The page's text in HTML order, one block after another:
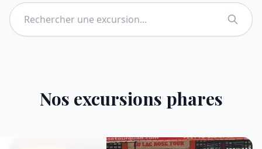
Nos excursions phares